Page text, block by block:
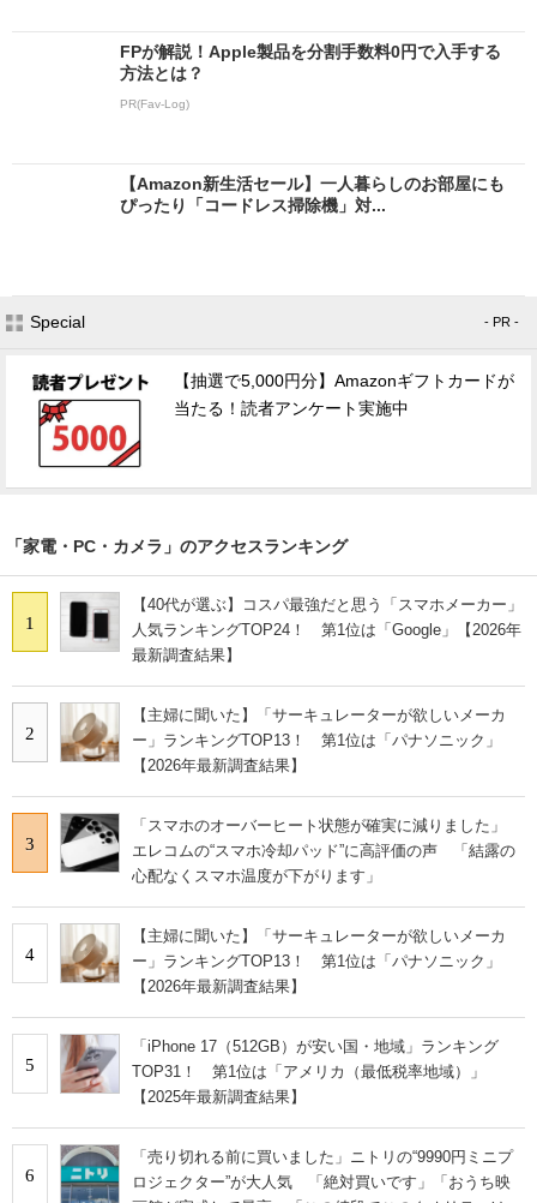
FPが解説！Apple製品を分割手数料0円で入手する
方法とは？
PR(Fav-Log)
【Amazon新生活セール】一人暮らしのお部屋にも
ぴったり「コードレス掃除機」対...
Special - PR -
【抽選で5,000円分】Amazonギフトカードが
当たる！読者アンケート実施中
「家電・PC・カメラ」のアクセスランキング
1
【40代が選ぶ】コスパ最強だと思う「スマホメーカー」
人気ランキングTOP24！ 第1位は「Google」【2026年
最新調査結果】
2
【主婦に聞いた】「サーキュレーターが欲しいメーカ
ー」ランキングTOP13！ 第1位は「パナソニック」
【2026年最新調査結果】
3
「スマホのオーバーヒート状態が確実に減りました」
エレコムの“スマホ冷却パッド”に高評価の声 「結露の
心配なくスマホ温度が下がります」
4
【主婦に聞いた】「サーキュレーターが欲しいメーカ
ー」ランキングTOP13！ 第1位は「パナソニック」
【2026年最新調査結果】
5
「iPhone 17（512GB）が安い国・地域」ランキング
TOP31！ 第1位は「アメリカ（最低税率地域）」
【2025年最新調査結果】
6
「売り切れる前に買いました」ニトリの“9990円ミニプ
ロジェクター”が大人気 「絶対買いです」「おうち映